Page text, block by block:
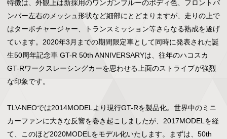
特徴は、外観上は新採用のワンガンブルーのボディ色、フロントバ
ンパー左右のメッシュ形状など細部にとどまりますが、走りの上で
はターボチャージャー、トランスミッション等さらなる熟成を遂げ
ています。2020年3月までの期間限定車として同時に発表された誕
生50周年記念車 GT-R 50th ANNIVERSARYは、往年のハコスカ
GT-Rワークスレーシングカーを思わせる上面のストライプが強烈
な印象です。
TLV-NEOでは2014MODELより現行GT-Rを製品化。世界中のミニ
カーファンに大きな反響を巻き起こしましたが、2017MODELを経
て、このほど2020MODELをモデル化いたします。まずは、50th